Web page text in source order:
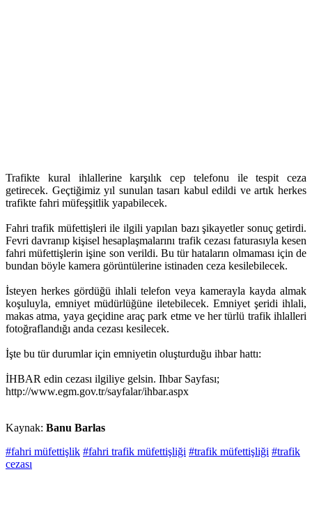
Trafikte kural ihlallerine karşılık cep telefonu ile tespit ceza
getirecek. Geçtiğimiz yıl sunulan tasarı kabul edildi ve artık herkes
trafikte fahri müfeşşitlik yapabilecek.
Fahri trafik müfettişleri ile ilgili yapılan bazı şikayetler sonuç getirdi.
Fevri davranıp kişisel hesaplaşmalarını trafik cezası faturasıyla kesen
fahri müfettişlerin işine son verildi. Bu tür hataların olmaması için de
bundan böyle kamera görüntülerine istinaden ceza kesilebilecek.
İsteyen herkes gördüğü ihlali telefon veya kamerayla kayda almak
koşuluyla, emniyet müdürlüğüne iletebilecek. Emniyet şeridi ihlali,
makas atma, yaya geçidine araç park etme ve her türlü trafik ihlalleri
fotoğraflandığı anda cezası kesilecek.
İşte bu tür durumlar için emniyetin oluşturduğu ihbar hattı:
İHBAR edin cezası ilgiliye gelsin. Ihbar Sayfası;
http://www.egm.gov.tr/sayfalar/ihbar.aspx
Kaynak: Banu Barlas
#fahri müfettişlik #fahri trafik müfettişliği #trafik müfettişliği #trafik
cezası